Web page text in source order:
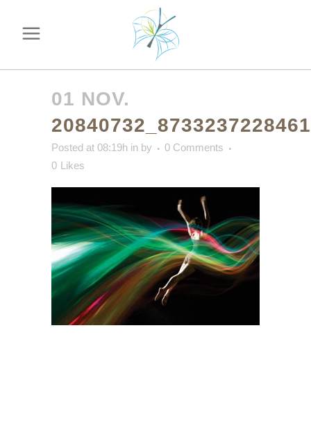
01 NOV.
Posted at 08:19h in by
0 Comments
0 Likes